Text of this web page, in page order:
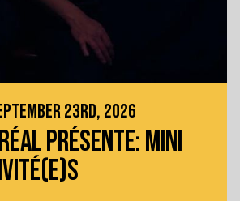
23RD, 2026
PRÉSENTE: MINI